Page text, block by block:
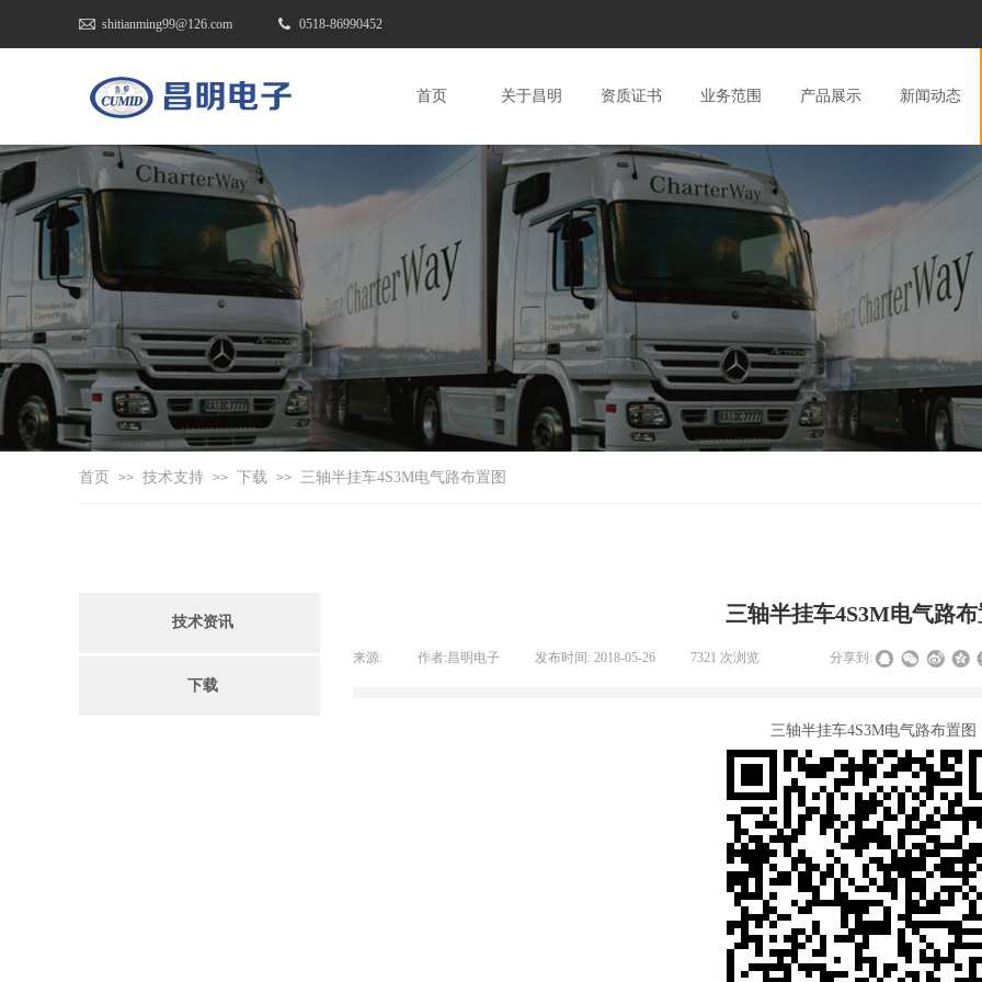
shitianming99@126.com 0518-86990452
首页 关于昌明 资质证书 业务范围 产品展示 新闻动态
首页 >> 技术支持 >> 下载 >> 三轴半挂车4S3M电气路布置图
三轴半挂车4S3M电气路
来源: 作者:昌明电子 发布时间: 2018-05-26 7321 次浏览 分享到:
三轴半挂车4S3M电气路布置图
技术资讯
下载